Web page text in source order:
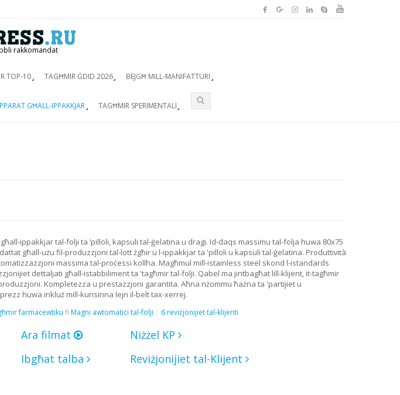
rakkomandat
TOP-10 TAGĦMIR ĠDID 2026 BEJGĦ MILL-MANIFATTURI
GĦALL-IPPAKKJAR TAGĦMIR SPERIMENTALI
ippakkjar tal-folji ta ’pilloli, kapsuli tal-ġelatina u dragi. Id-daqs massimu tal-folja huwa 80x75
għall-użu fil-produzzjoni tal-lott żgħir u l-ippakkjar ta 'pilloli u kapsuli tal-ġelatina. Produttività
massima tal-proċessi kollha. Magħmul mill-istainless steel skond l-istandards
dettaljati għall-istabbiliment ta 'tagħmir tal-folji. Qabel ma jintbagħat lill-klijent, it-tagħmir
Kompletezza u prestazzjoni garantita. Aħna nżommu ħażna ta 'partijiet u
huwa inkluż mill-kunsinna lejn il-belt tax-xerrej.
farmaċewtiku fi Magni awtomatiċi tal-folji 6 reviżjonijiet tal-klijenti
Ara filmat
Niżżel KP
Ibgħat talba Reviżjonijiet tal-Klijent